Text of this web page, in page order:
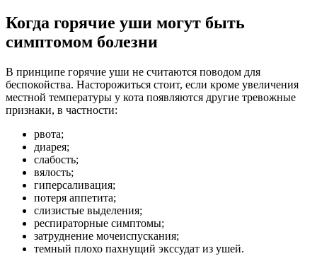
Когда горячие уши могут быть
симптомом болезни
В принципе горячие уши не считаются поводом для
беспокойства. Насторожиться стоит, если кроме увеличения
местной температуры у кота появляются другие тревожные
признаки, в частности:
рвота;
диарея;
слабость;
вялость;
гиперсаливация;
потеря аппетита;
слизистые выделения;
респираторные симптомы;
затруднение мочеиспускания;
темный плохо пахнущий экссудат из ушей.